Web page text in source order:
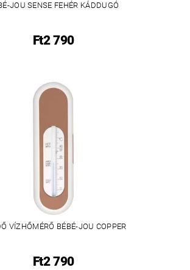
JOU SENSE FEHÉR KÁDDUGÓ
Ft2 790
VÍZHŐMÉRŐ BÉBÉ-JOU COPPER
Ft2 790